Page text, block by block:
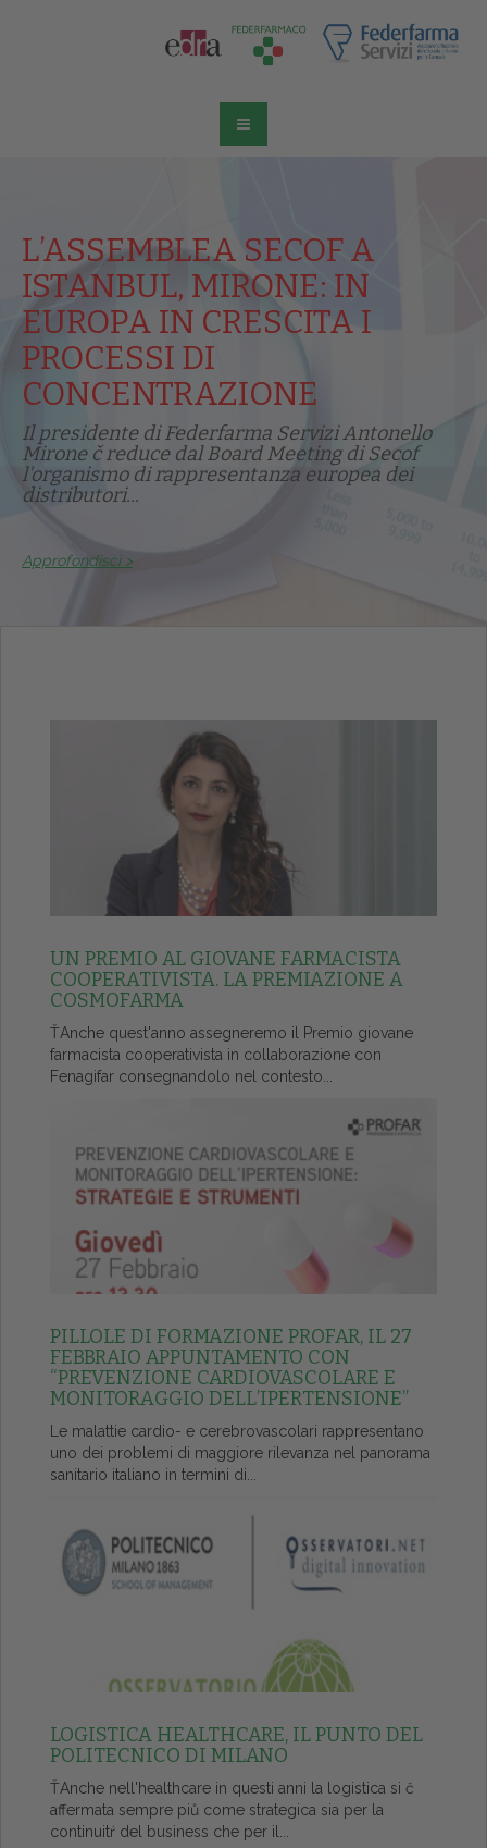
L’ASSEMBLEA SECOF A
ISTANBUL, MIRONE: IN
EUROPA IN CRESCITA I
PROCESSI DI
CONCENTRAZIONE
Il presidente di Federfarma Servizi Antonello
Mirone č reduce dal Board Meeting di Secof
l'organismo di rappresentanza europea dei
distributori...
Approfondisci >
UN PREMIO AL GIOVANE FARMACISTA
COOPERATIVISTA. LA PREMIAZIONE A
COSMOFARMA
ŤAnche quest'anno assegneremo il Premio giovane
farmacista cooperativista in collaborazione con
Fenagifar consegnandolo nel contesto...
PILLOLE DI FORMAZIONE PROFAR, IL 27
FEBBRAIO APPUNTAMENTO CON
“PREVENZIONE CARDIOVASCOLARE E
MONITORAGGIO DELL’IPERTENSIONE”
Le malattie cardio- e cerebrovascolari rappresentano
uno dei problemi di maggiore rilevanza nel panorama
sanitario italiano in termini di...
LOGISTICA HEALTHCARE, IL PUNTO DEL
POLITECNICO DI MILANO
ŤAnche nell'healthcare in questi anni la logistica si č
affermata sempre piů come strategica sia per la
continuitŕ del business che per il...